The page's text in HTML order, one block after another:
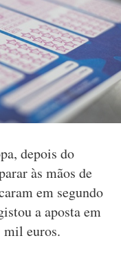
depois do
às mãos de
em segundo
a aposta em
mil euros.